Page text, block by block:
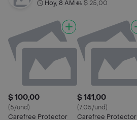
Hoy, 8 AM• $ 25,00
$ 100,00
(5/und)
Carefree Protector
$ 141,00
(7.05/und)
Carefree Protector